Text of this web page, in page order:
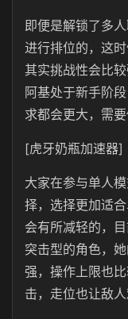
即便是解锁了多
进行排位的，这
其实挑战性会比
阿基处于新手阶
求都会更大，需
[虎牙奶瓶加速器]
大家在参与单人
择，选择更加适
会有所减轻的，
突击型的角色，
强，操作上限也
击，走位也让敌